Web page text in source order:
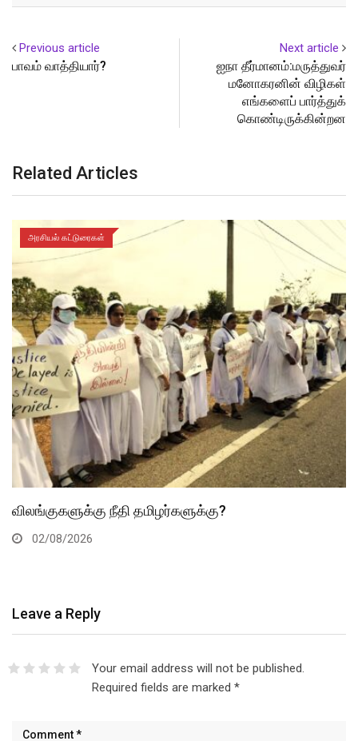
Previous article
பாவம் வாத்தியார்?
Next article
ஐநா தீர்மானம்:மருத்துவர்
மனோகரனின் விழிகள்
எங்களைப் பார்த்துக்
கொண்டிருக்கின்றன
Related Articles
அரசியல் கட்டுரைகள்
விலங்குகளுக்கு நீதி தமிழர்களுக்கு?
02/08/2026
Leave a Reply
Your email address will not be published.
Required fields are marked *